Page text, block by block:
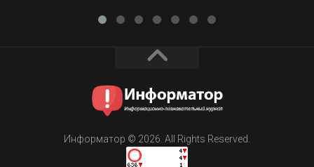
Информатор © 2026. All Rights Reserved.